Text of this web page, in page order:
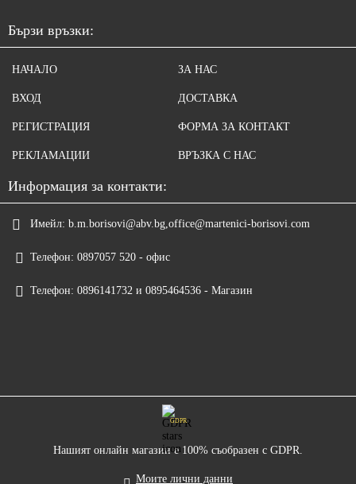
Бързи връзки:
НАЧАЛО
ВХОД
РЕГИСТРАЦИЯ
РЕКЛАМАЦИИ
ЗА НАС
ДОСТАВКА
ФОРМА ЗА КОНТАКТ
ВРЪЗКА С НАС
Информация за контакти:
Имейл: b.m.borisovi@abv.bg,office@martenici-borisovi.com
Телефон: 0897057 520 - офис
Телефон: 0896141732 и 0895464536 - Магазин
GDPR
Нашият онлайн магазин е 100% съобразен с GDPR.
Моите лични данни